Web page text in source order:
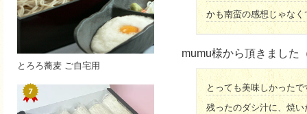
かも南蛮の感想じゃな
mumu様から頂きました
とっても美味しかったで
残ったのダシ汁に、焼
とろろ蕎麦 ご自宅用